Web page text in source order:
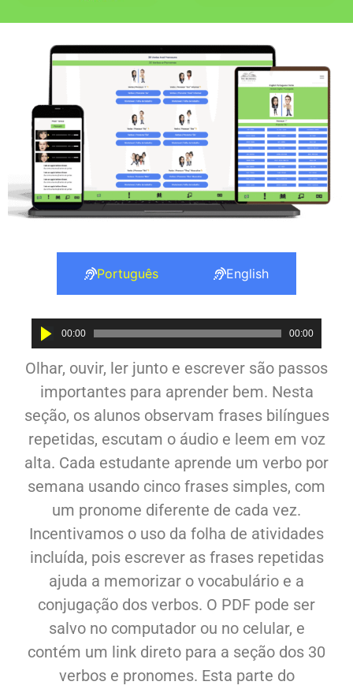
Português English
Audio00:00 00:00
Olhar, ouvir, ler junto e escrever são passos
importantes para aprender bem. Nesta
seção, os alunos observam frases bilíngues
repetidas, escutam o áudio e leem em voz
alta. Cada estudante aprende um verbo por
semana usando cinco frases simples, com
um pronome diferente de cada vez.
Incentivamos o uso da folha de atividades
incluída, pois escrever as frases repetidas
ajuda a memorizar o vocabulário e a
conjugação dos verbos. O PDF pode ser
salvo no computador ou no celular, e
contém um link direto para a seção dos 30
verbos e pronomes. Esta parte do